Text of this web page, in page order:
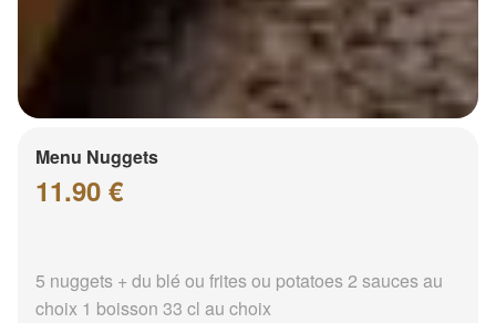
Menu Nuggets
11.90 €
5 nuggets + du blé ou frites ou potatoes 2 sauces au
choix 1 boisson 33 cl au choix